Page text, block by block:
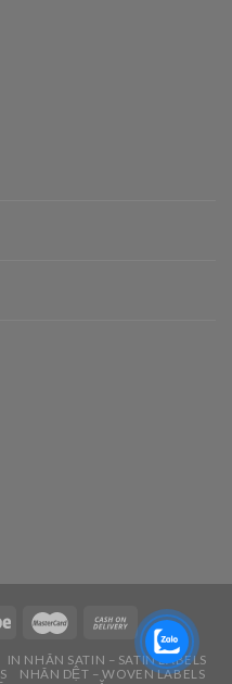
IN NHÃN SATIN – SATIN LABELS
NHÃN DỆT – WOVEN LABELS